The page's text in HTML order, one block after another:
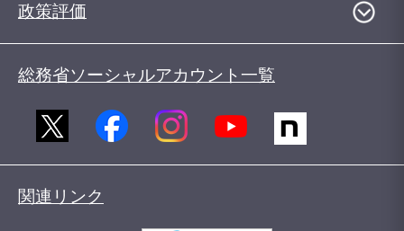
政策評価
総務省ソーシャルアカウント一覧
関連リンク